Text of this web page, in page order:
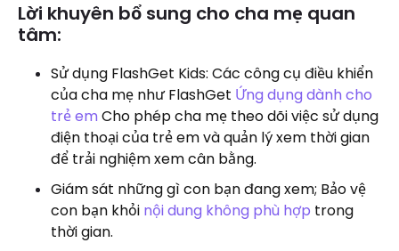
Lời khuyên bổ sung cho cha mẹ quan
tâm:
Sử dụng FlashGet Kids: Các công cụ điều khiển
của cha mẹ như FlashGet Ứng dụng dành cho
trẻ em Cho phép cha mẹ theo dõi việc sử dụng
điện thoại của trẻ em và quản lý xem thời gian
để trải nghiệm xem cân bằng.
Giám sát những gì con bạn đang xem; Bảo vệ
con bạn khỏi nội dung không phù hợp trong
thời gian.